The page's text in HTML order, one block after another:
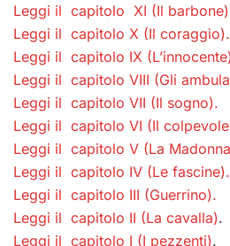
Leggi il capitolo XI (Il
Leggi il capitolo X (Il coraggio).
Leggi il capitolo IX
Leggi il capitolo VIII (Gli
Leggi il capitolo VII (Il sogno).
Leggi il capitolo VI (Il
Leggi il capitolo V (La
Leggi il capitolo IV (Le fascine).
Leggi il capitolo III (Guerrino).
Leggi il capitolo II (La cavalla).
Leggi il capitolo I (I pezzenti).